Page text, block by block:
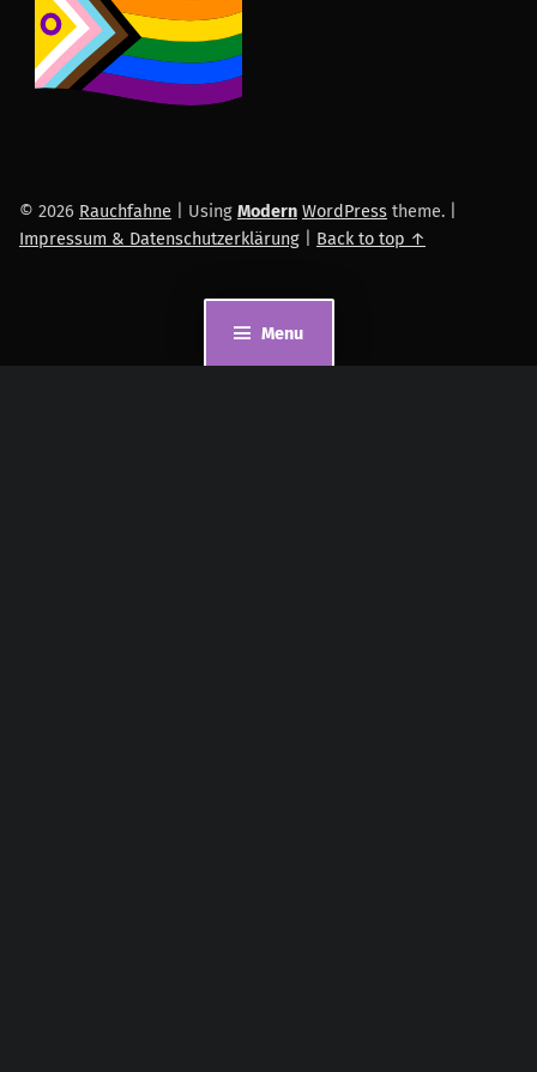
Menu
© 2026 Rauchfahne Using Modern WordPress theme.
Impressum & Datenschutzerklärung
Back to top ↑